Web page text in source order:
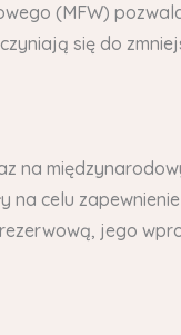
(MFW)
się do
na
na celu
jego